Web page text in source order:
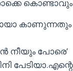
കാണുന്നതും
നീയും പോരെ’